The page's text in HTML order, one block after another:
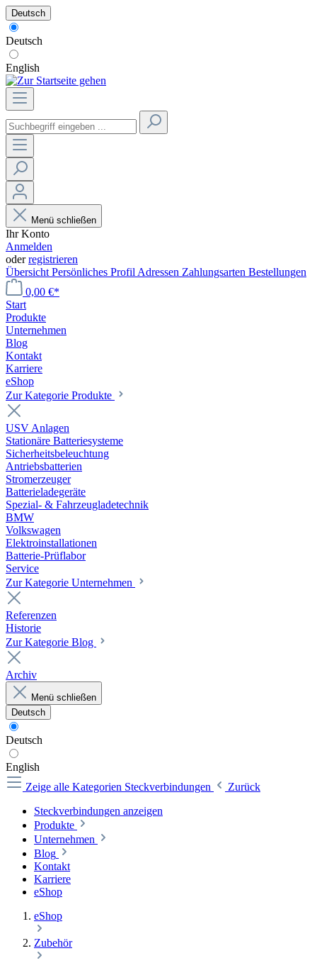
Deutsch
Deutsch
English
Menü schließen
Ihr Konto
Anmelden
oderregistrieren
Übersicht Persönliches Profil Adressen Zahlungsarten Bestellungen
0,00 €*
Start
Produkte
Unternehmen
Blog
Kontakt
Karriere
eShop
Zur Kategorie Produkte
USV Anlagen
Stationäre Batteriesysteme
Sicherheitsbeleuchtung
Antriebsbatterien
Stromerzeuger
Batterieladegeräte
Spezial- & Fahrzeugladetechnik
BMW
Volkswagen
Elektroinstallationen
Batterie-Prüflabor
Service
Zur Kategorie Unternehmen
Referenzen
Historie
Zur Kategorie Blog
Archiv
Menü schließen
Deutsch
Deutsch
English
Zeige alle Kategorien Steckverbindungen
Zurück
Steckverbindungen anzeigen
Produkte
Unternehmen
Blog
Kontakt
Karriere
eShop
eShop
Zubehör